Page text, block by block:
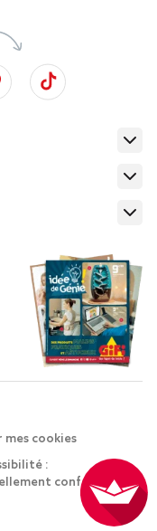
mes cookies
:
conforme